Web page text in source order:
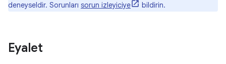
deneyseldir. Sorunları sorun izleyiciye bildirin.
Eyalet